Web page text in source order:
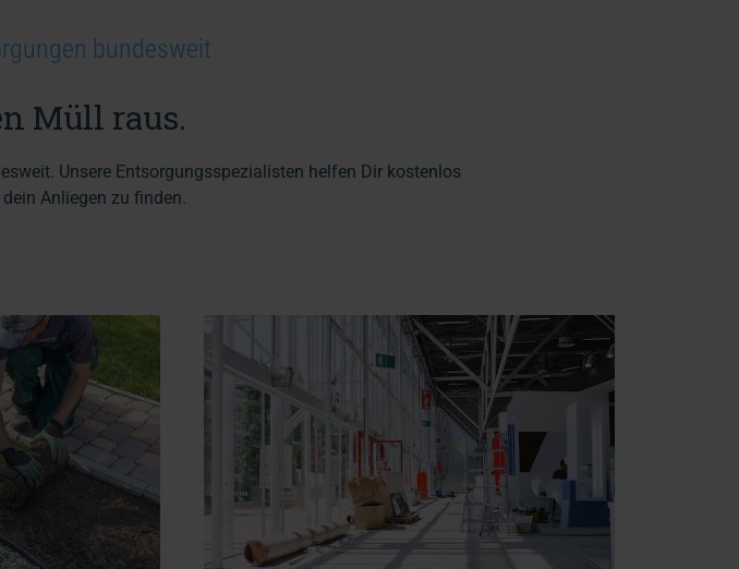
bundesweit
Müll raus.
Unsere Entsorgungsspezialisten helfen Dir kostenlos
Anliegen zu finden.